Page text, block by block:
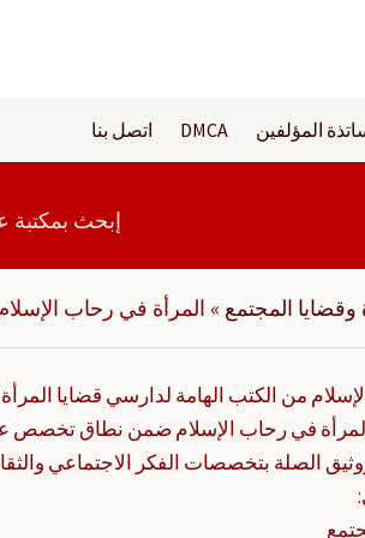
المؤلفين DMCA اتصل بنا
إبحث بمكتبة
وقضايا المجتمع » المرأة في رحاب
من الكتب الهامة لدارسي قضايا المرأة
في رحاب الإسلام ضمن نطاق تخصص
ووثيق الصلة بتخصصات الفكر الاجتماعي